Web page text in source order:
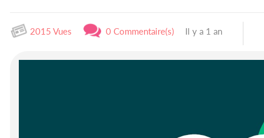
2015 Vues 0 Commentaire(s) Il y a 1 an